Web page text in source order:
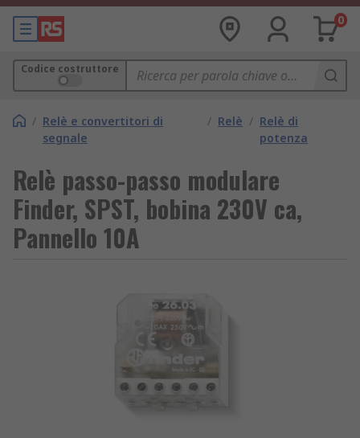
0
Codice costruttore
/ Relè e convertitori di
segnale
/ Relè / Relè di
potenza
Relè passo-passo modulare
Finder, SPST, bobina 230V ca,
Pannello 10A